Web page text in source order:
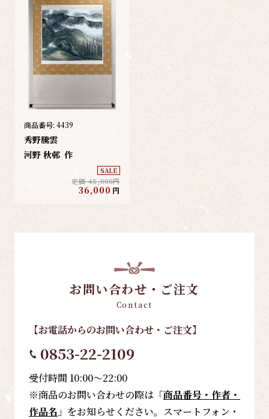
商品番号: 4439
秀野騰雲
河野 秋邨 作
SALE
定価 45,000円
36,000 円
お問い合わせ・ご注文
Contact
【お電話からのお問い合わせ・ご注文】
0853-22-2109
受付時間 10:00～22:00
※商品のお問い合わせの際は「商品番号・作者・
作品名 」をお知らせください。スマートフォン・